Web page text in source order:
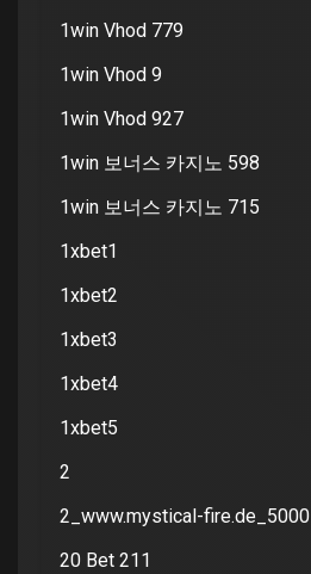
1win Vhod 779
1win Vhod 9
1win Vhod 927
1win 보너스 카지노 598
1win 보너스 카지노 715
1xbet1
1xbet2
1xbet3
1xbet4
1xbet5
2
2_www.mystical-fire.de_5000
20 Bet 211